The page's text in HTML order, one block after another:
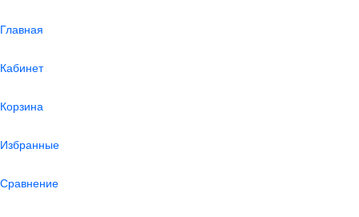
Главная
Кабинет
Корзина
Избранные
Сравнение